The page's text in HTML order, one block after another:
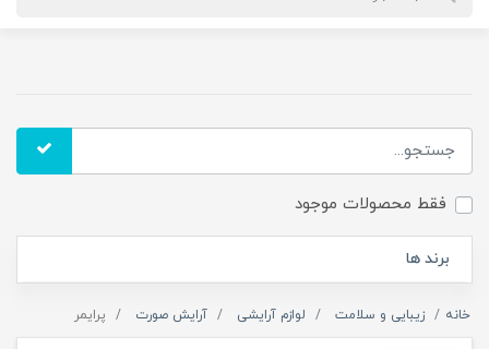
فقط محصولات موجود
برند ها
خانه زیبایی و سلامت لوازم آرایشی آرایش صورت پرایمر